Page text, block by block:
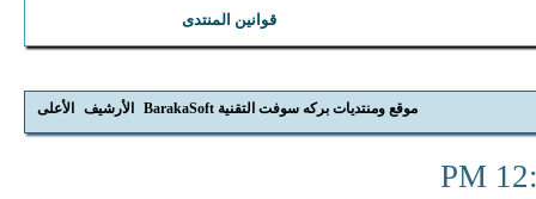
قوانين المنتدى
موقع ومنتديات بركه سوفت التقنية BarakaSoft الأرشيف الأعلى